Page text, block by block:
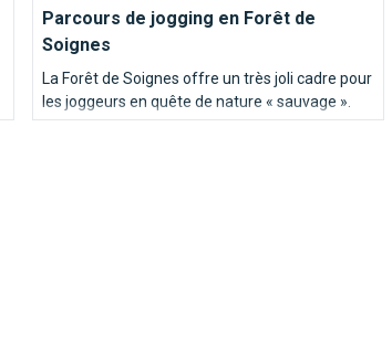
Parcours de jogging en Forêt de
Soignes
La Forêt de Soignes offre un très joli cadre pour
les joggeurs en quête de nature « sauvage ».